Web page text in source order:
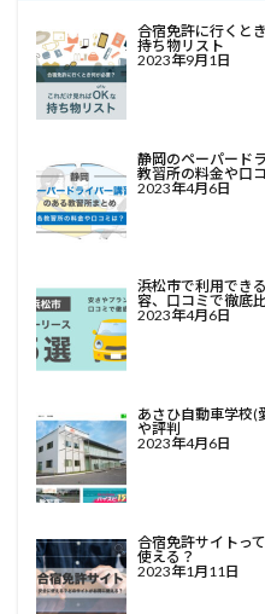
合宿免許に行くと
持ち物リスト
2023年9月1日
静岡のペーパード
教習所の料金や口
2023年4月6日
浜松市で利用でき
容、口コミで徹底
2023年4月6日
あさひ自動車学校(
や評判
2023年4月6日
合宿免許サイトっ
使える？
2023年1月11日